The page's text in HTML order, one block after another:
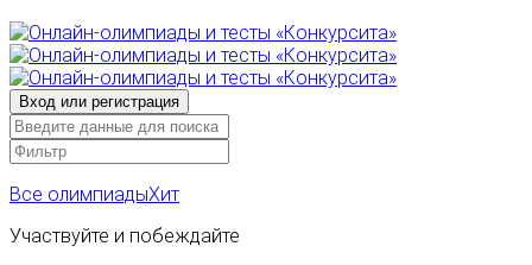
Все олимпиадыХит
Участвуйте и побеждайте